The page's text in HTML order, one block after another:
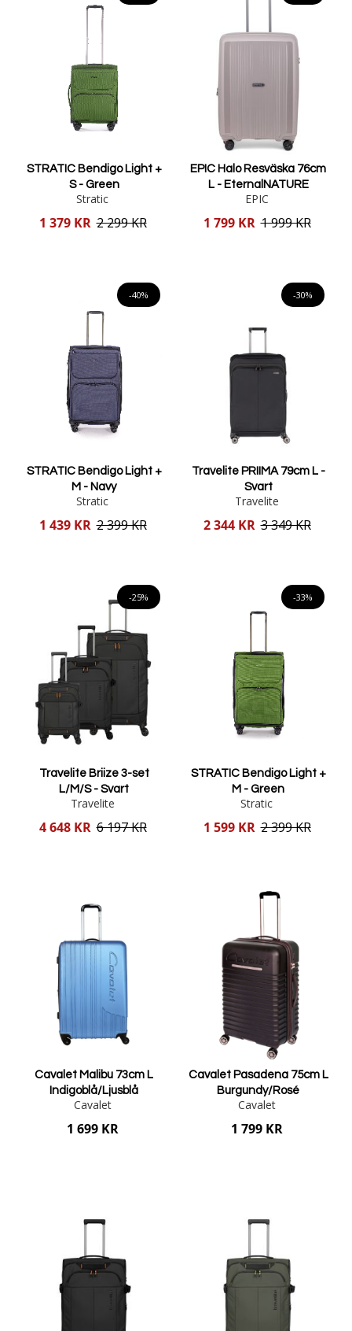
STRATIC Bendigo Light +
S - Green
Stratic
Reducerat
1 379 KR 2 299 KR
EPIC Halo Resväska 76cm
L - EternalNATURE
EPIC
Reducerat
1 799 KR 1 999 KR
-40%
STRATIC Bendigo Light +
M - Navy
Stratic
Reducerat
1 439 KR 2 399 KR
-30%
Travelite PRIIMA 79cm L -
Svart
Travelite
Reducerat
2 344 KR 3 349 KR
-25%
Travelite Briize 3-set
L/M/S - Svart
Travelite
Reducerat
4 648 KR 6 197 KR
-33%
STRATIC Bendigo Light +
M - Green
Stratic
Reducerat
1 599 KR 2 399 KR
Cavalet Malibu 73cm L
Indigoblå/Ljusblå
Cavalet
1 699 KR
Cavalet Pasadena 75cm L
Burgundy/Rosé
Cavalet
1 799 KR